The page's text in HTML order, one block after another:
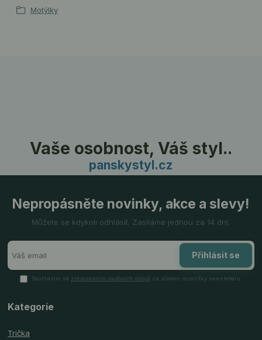
Motýlky
Vaše osobnost, Váš styl..
panskystyl.cz
Nepropásněte novinky, akce a slevy!
Můžete se kdykoli odhlásit. Zasíláme jednou za 14 dní.
Přihlásit se
Souhlasím se zpracováním osobních údajů za účelem rozesílky newsletteru.
Kategorie
Trička